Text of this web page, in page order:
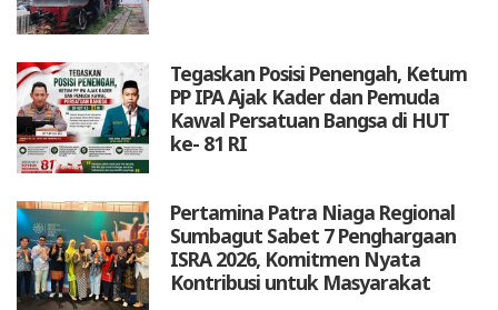
Tegaskan Posisi Penengah, Ketum
PP IPA Ajak Kader dan Pemuda
Kawal Persatuan Bangsa di HUT
ke- 81 RI
Pertamina Patra Niaga Regional
Sumbagut Sabet 7 Penghargaan
ISRA 2026, Komitmen Nyata
Kontribusi untuk Masyarakat